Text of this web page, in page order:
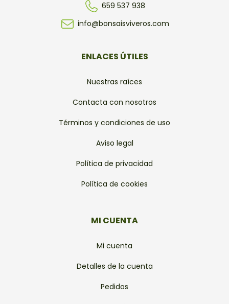
659 537 938
info@bonsaisviveros.com
ENLACES ÚTILES
Nuestras raíces
Contacta con nosotros
Términos y condiciones de uso
Aviso legal
Política de privacidad
Política de cookies
MI CUENTA
Mi cuenta
Detalles de la cuenta
Pedidos